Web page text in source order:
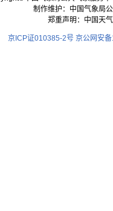
制作维护：中国气象局
郑重声明：中国天
京ICP证010385-2号 京公网安